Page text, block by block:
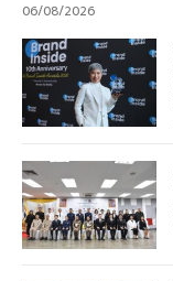
06/08/2026